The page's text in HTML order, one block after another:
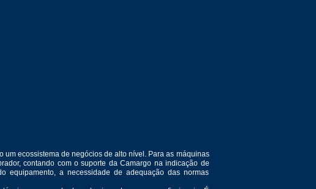
ecossistema de negócios de alto nível. Para as máquinas
contando com o suporte da Camargo na indicação de
equipamento, a necessidade de adequação das normas